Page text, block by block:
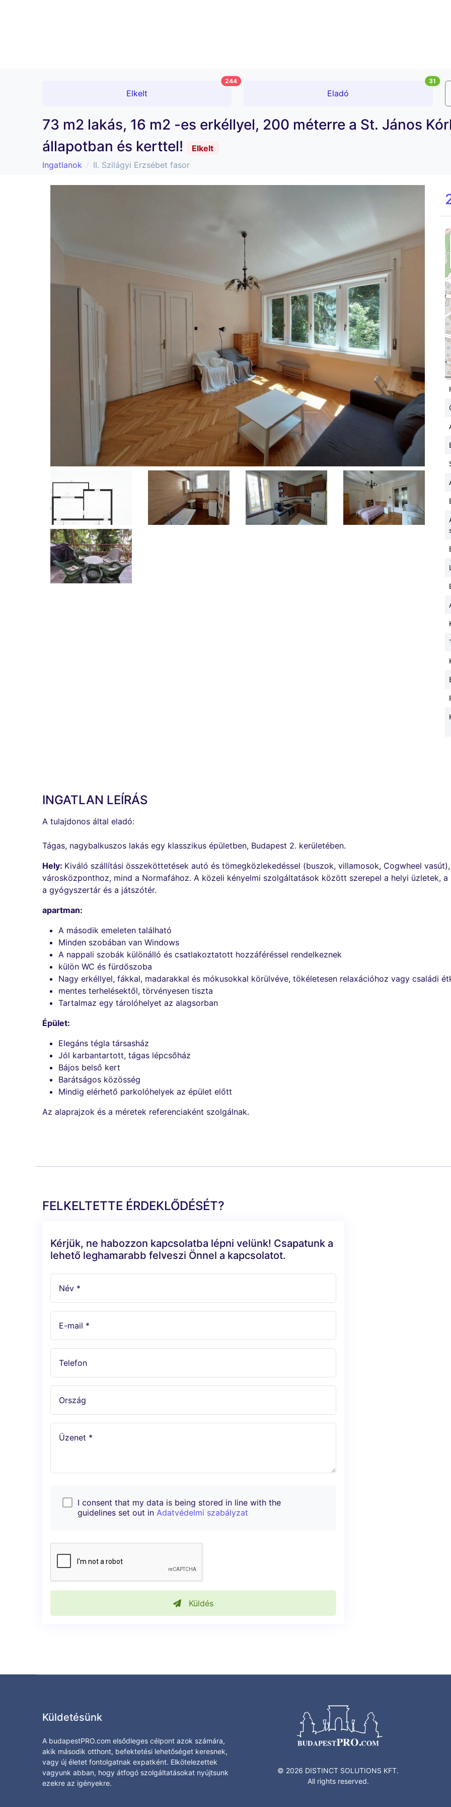
Elkelt
244
Eladó
31
73 m2 lakás, 16 m2 -es erkéllyel, 200 méterre a St. János
állapotban és kerttel!
Elkelt
Ingatlanok
II. Szilágyi Erzsébet fasor
INGATLAN LEÍRÁS
A tulajdonos által eladó:
Tágas, nagybalkuszos lakás egy klasszikus épületben, Budapest 2. kerületében.
Hely: Kiváló szállítási összeköttetések autó és tömegközlekedéssel (buszok, villamosok, Cogwheel
városközponthoz, mind a Normafához. A közeli kényelmi szolgáltatások között szerepel a helyi üzletek,
a gyógyszertár és a játszótér.
apartman:
A második emeleten található
Minden szobában van Windows
A nappali szobák különálló és csatlakoztatott hozzáféréssel rendelkeznek
külön WC és fürdőszoba
Nagy erkéllyel, fákkal, madarakkal és mókusokkal körülvéve, tökéletesen relaxációhoz vagy családi
mentes terhelésektől, törvényesen tiszta
Tartalmaz egy tárolóhelyet az alagsorban
Épület:
Elegáns tégla társasház
Jól karbantartott, tágas lépcsőház
Bájos belső kert
Barátságos közösség
Mindig elérhető parkolóhelyek az épület előtt
Az alaprajzok és a méretek referenciaként szolgálnak.
FELKELTETTE ÉRDEKLŐDÉSÉT?
Kérjük, ne habozzon kapcsolatba lépni velünk! Csapatunk a
lehető leghamarabb felveszi Önnel a kapcsolatot.
Név *
E-mail *
Telefon
Ország
Üzenet *
I consent that my data is being stored in line with the
guidelines set out in Adatvédelmi szabályzat
Küldés
Küldetésünk
A budapestPRO.com elsődleges célpont azok számára,
akik második otthont, befektetési lehetőséget keresnek,
vagy új életet fontolgatnak expatként. Elkötelezettek
vagyunk abban, hogy átfogó szolgáltatásokat nyújtsunk
ezekre az igényekre.
© 2026 DISTINCT SOLUTIONS KFT.
All rights reserved.